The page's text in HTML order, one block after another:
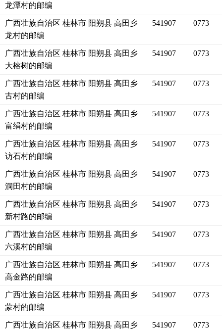
龙潭村的邮编
广西壮族自治区 桂林市 阳朔县 高田乡
龙村的邮编
541907 0773
广西壮族自治区 桂林市 阳朔县 高田乡
大榕树的邮编
541907 0773
广西壮族自治区 桂林市 阳朔县 高田乡
古村的邮编
541907 0773
广西壮族自治区 桂林市 阳朔县 高田乡
富绢村的邮编
541907 0773
广西壮族自治区 桂林市 阳朔县 高田乡
访石村的邮编
541907 0773
广西壮族自治区 桂林市 阳朔县 高田乡
洞田村的邮编
541907 0773
广西壮族自治区 桂林市 阳朔县 高田乡
新村路的邮编
541907 0773
广西壮族自治区 桂林市 阳朔县 高田乡
六溪村的邮编
541907 0773
广西壮族自治区 桂林市 阳朔县 高田乡
高金路的邮编
541907 0773
广西壮族自治区 桂林市 阳朔县 高田乡
蒙村的邮编
541907 0773
广西壮族自治区 桂林市 阳朔县 高田乡 541907 0773